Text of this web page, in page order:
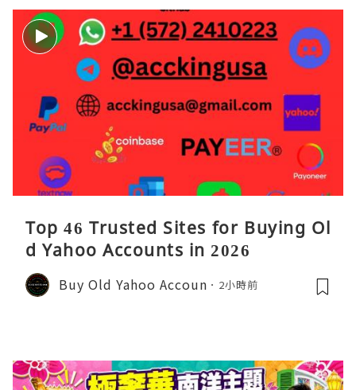
Top 46 Trusted Sites for Buying Ol
d Yahoo Accounts in 2026
Buy Old Yahoo Accoun 2小時前